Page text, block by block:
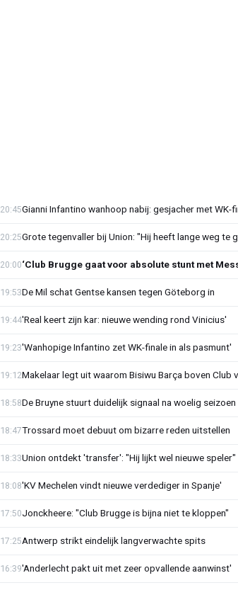
Gianni Infantino wanhoop nabij: gesjacher met WK-
20:45
Grote tegenvaller bij Union: "Hij heeft lange weg te
20:25
‘Club Brugge gaat voor absolute stunt met
20:00
De Mil schat Gentse kansen tegen Göteborg in
19:53
'Real keert zijn kar: nieuwe wending rond Vinicius'
19:44
'Wanhopige Infantino zet WK-finale in als pasmunt'
19:23
Makelaar legt uit waarom Bisiwu Barça boven Club
19:12
De Bruyne stuurt duidelijk signaal na woelig seizoen
18:58
Trossard moet debuut om bizarre reden uitstellen
18:47
Union ontdekt 'transfer': "Hij lijkt wel nieuwe speler"
18:33
'KV Mechelen vindt nieuwe verdediger in Spanje'
18:08
Jonckheere: "Club Brugge is bijna niet te kloppen"
17:50
Antwerp strikt eindelijk langverwachte spits
17:25
'Anderlecht pakt uit met zeer opvallende aanwinst'
16:39